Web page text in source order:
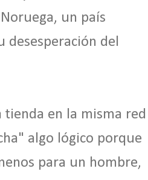
un país
del
tienda en la misma red
algo lógico porque
para un hombre,